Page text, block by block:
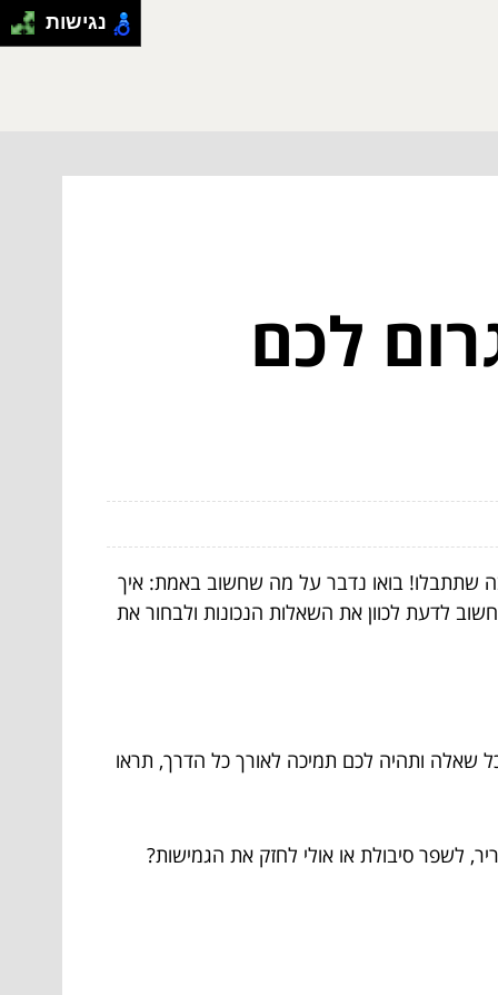
לכם
שתתבלו! בואו נדבר על מה שחשוב באמת: איך
לדעת לכוון את השאלות הנכונות ולבחור את
שאלה ותהיה לכם תמיכה לאורך כל הדרך, תראו
לשפר סיבולת או אולי לחזק את הגמישות?
נגישות